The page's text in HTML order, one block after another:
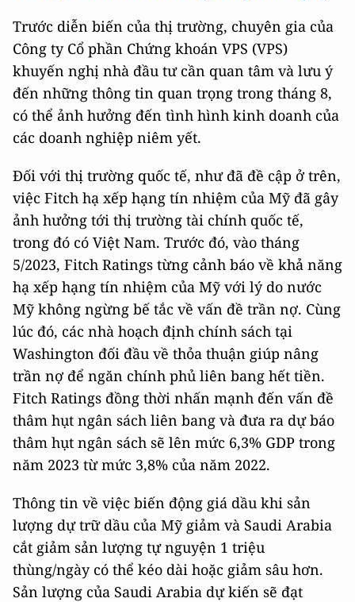
Trước diễn biến của thị trường, chuyên gia của
Công ty Cổ phần Chứng khoán VPS (VPS)
khuyến nghị nhà đầu tư cần quan tâm và lưu ý
đến những thông tin quan trọng trong tháng 8,
có thể ảnh hưởng đến tình hình kinh doanh của
các doanh nghiệp niêm yết.
Đối với thị trường quốc tế, như đã đề cập ở trên,
việc Fitch hạ xếp hạng tín nhiệm của Mỹ đã gây
ảnh hưởng tới thị trường tài chính quốc tế,
trong đó có Việt Nam. Trước đó, vào tháng
5/2023, Fitch Ratings từng cảnh báo về khả năng
hạ xếp hạng tín nhiệm của Mỹ với lý do nước
Mỹ không ngừng bế tắc về vấn đề trần nợ. Cùng
lúc đó, các nhà hoạch định chính sách tại
Washington đối đầu về thỏa thuận giúp nâng
trần nợ để ngăn chính phủ liên bang hết tiền.
Fitch Ratings đồng thời nhấn mạnh đến vấn đề
thâm hụt ngân sách liên bang và đưa ra dự báo
thâm hụt ngân sách sẽ lên mức 6,3% GDP trong
năm 2023 từ mức 3,8% của năm 2022.
Thông tin về việc biến động giá dầu khi sản
lượng dự trữ dầu của Mỹ giảm và Saudi Arabia
cắt giảm sản lượng tự nguyện 1 triệu
thùng/ngày có thể kéo dài hoặc giảm sâu hơn.
Sản lượng của Saudi Arabia dự kiến sẽ đạt